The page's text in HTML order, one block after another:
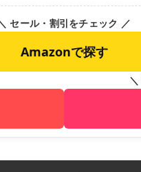
セール・割引をチェック ／
Amazonで探す